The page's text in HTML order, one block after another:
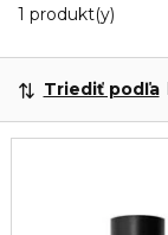
1 produkt(y)
Triediť podľa